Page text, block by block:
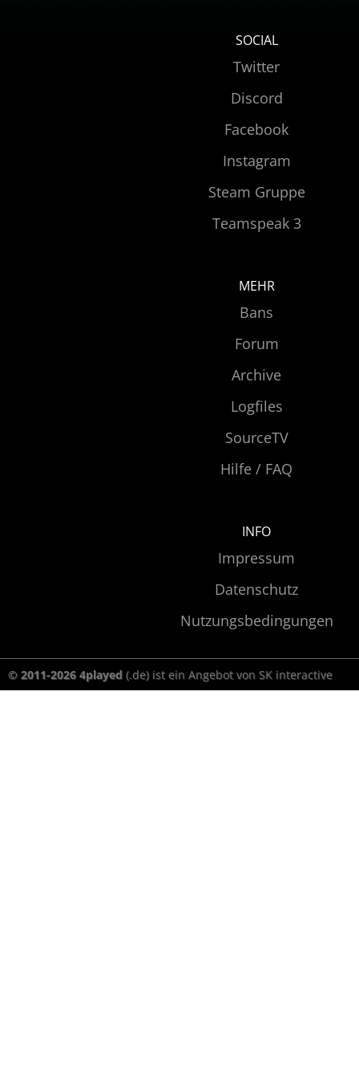
SOCIAL
Twitter
Discord
Facebook
Instagram
Steam Gruppe
Teamspeak 3
MEHR
Bans
Forum
Archive
Logfiles
SourceTV
Hilfe / FAQ
INFO
Impressum
Datenschutz
Nutzungsbedingungen
© 2011-2026 4played (.de) ist ein Angebot von SK interactive